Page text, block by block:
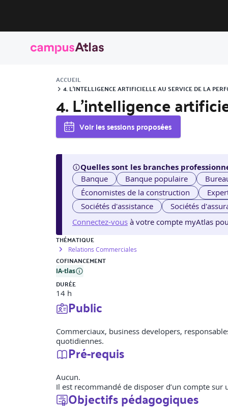
ACCUEIL
4. L’INTELLIGENCE ARTIFICIELLE AU SERVICE DE LA
4. L’intelligence
Voir les sessions proposées
Quelles sont les branches
Banque Banque populaire
Économistes de la construction
Sociétés d'assistance
Sociétés
Connectez-vous à votre compte myAtlas
THÉMATIQUE
Relations Commerciales
COFINANCEMENT
IA-tlas
DURÉE
14 h
Public
Commerciaux, business developers,
quotidiennes.
Pré-requis
Aucun.
Il est recommandé de disposer d’un compte sur
Objectifs pédagogiques